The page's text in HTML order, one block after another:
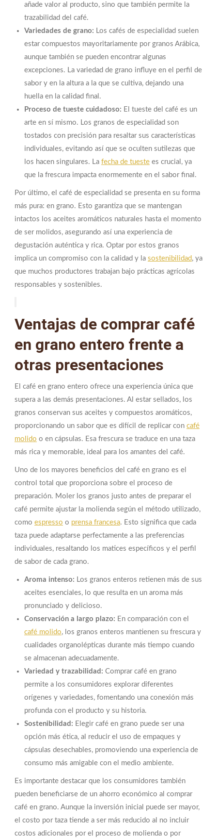
añade valor al producto, sino que también permite la
trazabilidad del café.
Variedades de grano: Los cafés de especialidad suelen
estar compuestos mayoritariamente por granos Arábica,
aunque también se pueden encontrar algunas
excepciones. La variedad de grano influye en el perfil de
sabor y en la altura a la que se cultiva, dejando una
huella en la calidad final.
Proceso de tueste cuidadoso: El tueste del café es un
arte en sí mismo. Los granos de especialidad son
tostados con precisión para resaltar sus características
individuales, evitando así que se oculten sutilezas que
los hacen singulares. La fecha de tueste es crucial, ya
que la frescura impacta enormemente en el sabor final.
Por último, el café de especialidad se presenta en su forma
más pura: en grano. Esto garantiza que se mantengan
intactos los aceites aromáticos naturales hasta el momento
de ser molidos, asegurando así una experiencia de
degustación auténtica y rica. Optar por estos granos
implica un compromiso con la calidad y la sostenibilidad , ya
que muchos productores trabajan bajo prácticas agrícolas
responsables y sostenibles.
Ventajas de comprar café
en grano entero frente a
otras presentaciones
El café en grano entero ofrece una experiencia única que
supera a las demás presentaciones. Al estar sellados, los
granos conservan sus aceites y compuestos aromáticos,
proporcionando un sabor que es difícil de replicar con café
molido o en cápsulas. Esa frescura se traduce en una taza
más rica y memorable, ideal para los amantes del café.
Uno de los mayores beneficios del café en grano es el
control total que proporciona sobre el proceso de
preparación. Moler los granos justo antes de preparar el
café permite ajustar la molienda según el método utilizado,
como espresso o prensa francesa. Esto significa que cada
taza puede adaptarse perfectamente a las preferencias
individuales, resaltando los matices específicos y el perfil
de sabor de cada grano.
Aroma intenso: Los granos enteros retienen más de sus
aceites esenciales, lo que resulta en un aroma más
pronunciado y delicioso.
Conservación a largo plazo: En comparación con el
café molido, los granos enteros mantienen su frescura y
cualidades organolépticas durante más tiempo cuando
se almacenan adecuadamente.
Variedad y trazabilidad: Comprar café en grano
permite a los consumidores explorar diferentes
orígenes y variedades, fomentando una conexión más
profunda con el producto y su historia.
Sostenibilidad: Elegir café en grano puede ser una
opción más ética, al reducir el uso de empaques y
cápsulas desechables, promoviendo una experiencia de
consumo más amigable con el medio ambiente.
Es importante destacar que los consumidores también
pueden beneficiarse de un ahorro económico al comprar
café en grano. Aunque la inversión inicial puede ser mayor,
el costo por taza tiende a ser más reducido al no incluir
costos adicionales por el proceso de molienda o por